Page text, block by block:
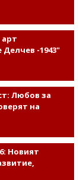
-1943"
Любов за
на
Новият